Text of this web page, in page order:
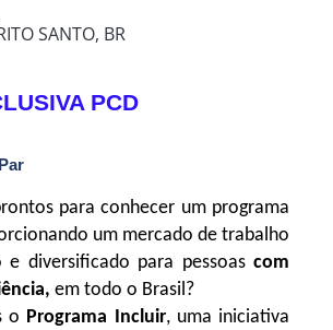
SANTO, BR
PCD
para conhecer um programa
um mercado de trabalho
e diversificado para pessoas com
em todo o Brasil?
o Programa Incluir, uma iniciativa